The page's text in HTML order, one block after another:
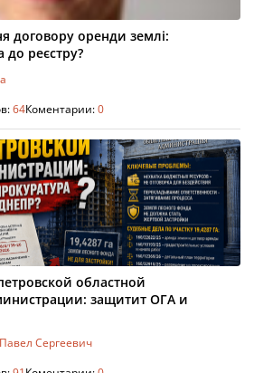
договору оренди землі:
до реєстру?
64Коментарии:0
областной
защитит ОГА и
Сергеевич